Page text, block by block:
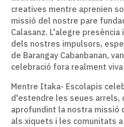
creatives mentre aprenien
missió del nostre pare
Calasanz. L'alegre presència
dels nostres impulsors,
de Barangay Cabanbanan,
celebració fora realment
Mentre Itaka- Escolapis
d'estendre les seues arrels,
aprofundint la nostra missió
als xiquets i les comunitats